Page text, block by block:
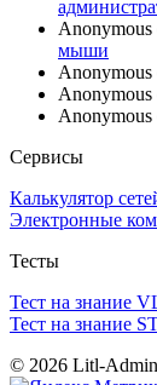
Anonymous
мыши
Anonymous
Anonymous
Anonymous
Сервисы
Калькулятор
Электронные
Тесты
Тест на знание
Тест на знание
© 2026 Litl-